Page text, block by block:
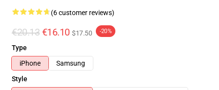
(6 customer reviews)
€20.13 €16.10 $17.50 -20%
Type
iPhone
Samsung
Style